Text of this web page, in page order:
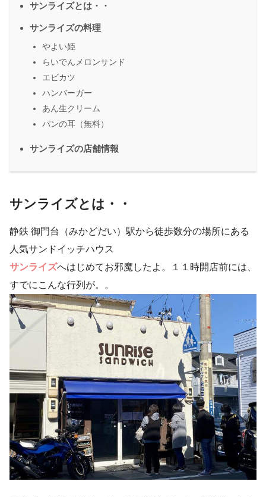
サンライズとは・・
サンライズの料理
やよい姫
らいでんメロンサンド
エビカツ
ハンバーガー
あん生クリーム
パンの耳（無料）
サンライズの店舗情報
サンライズとは・・
静鉄 御門台（みかどだい）駅から徒歩数分の場所にある
人気サンドイッチハウス
サンライズへはじめてお邪魔したよ。１１時開店前には、
すでにこんな行列が。。